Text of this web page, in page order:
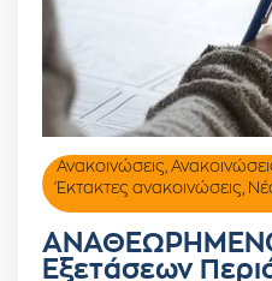
Ανακοινώσεις
Έκτακτες ανακοινώσεις
Εξετάσεων